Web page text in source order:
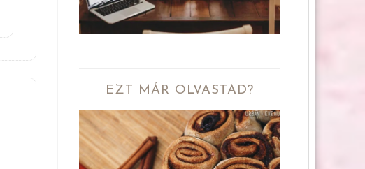
EZT MÁR OLVASTAD?